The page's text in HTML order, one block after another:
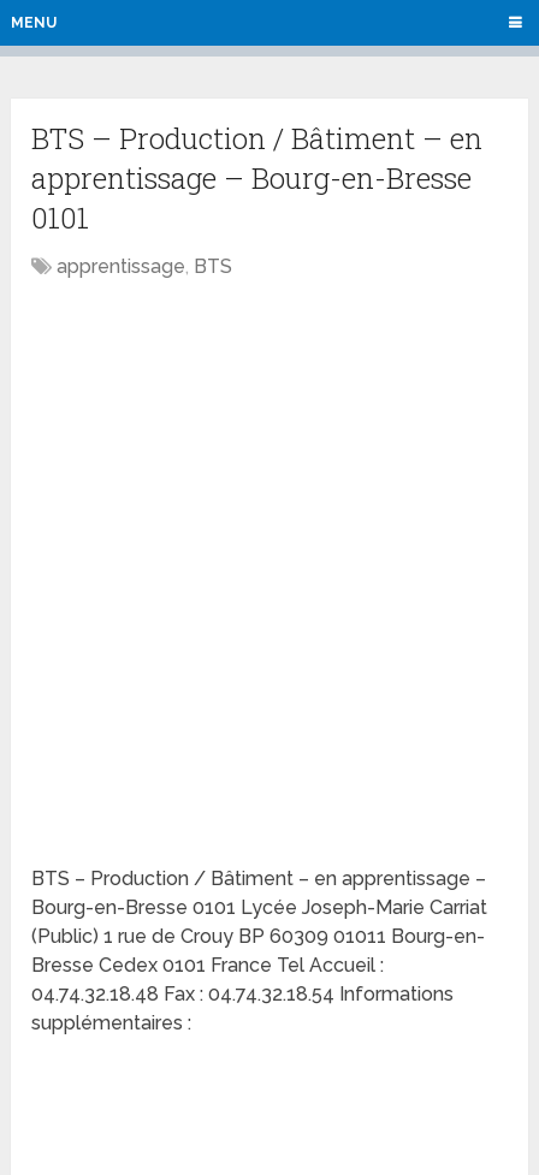
MENU
BTS – Production / Bâtiment – en
apprentissage – Bourg-en-Bresse
0101
apprentissage, BTS
BTS – Production / Bâtiment – en apprentissage –
Bourg-en-Bresse 0101 Lycée Joseph-Marie Carriat
(Public) 1 rue de Crouy BP 60309 01011 Bourg-en-
Bresse Cedex 0101 France Tel Accueil :
04.74.32.18.48 Fax : 04.74.32.18.54 Informations
supplémentaires :